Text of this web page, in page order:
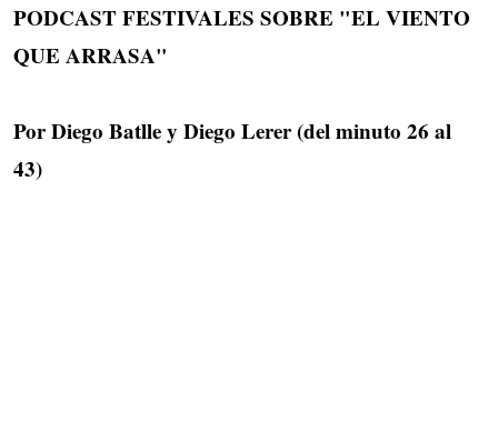
PODCAST FESTIVALES SOBRE "EL VIENTO
QUE ARRASA"
Por Diego Batlle y Diego Lerer (del minuto 26 al
43)